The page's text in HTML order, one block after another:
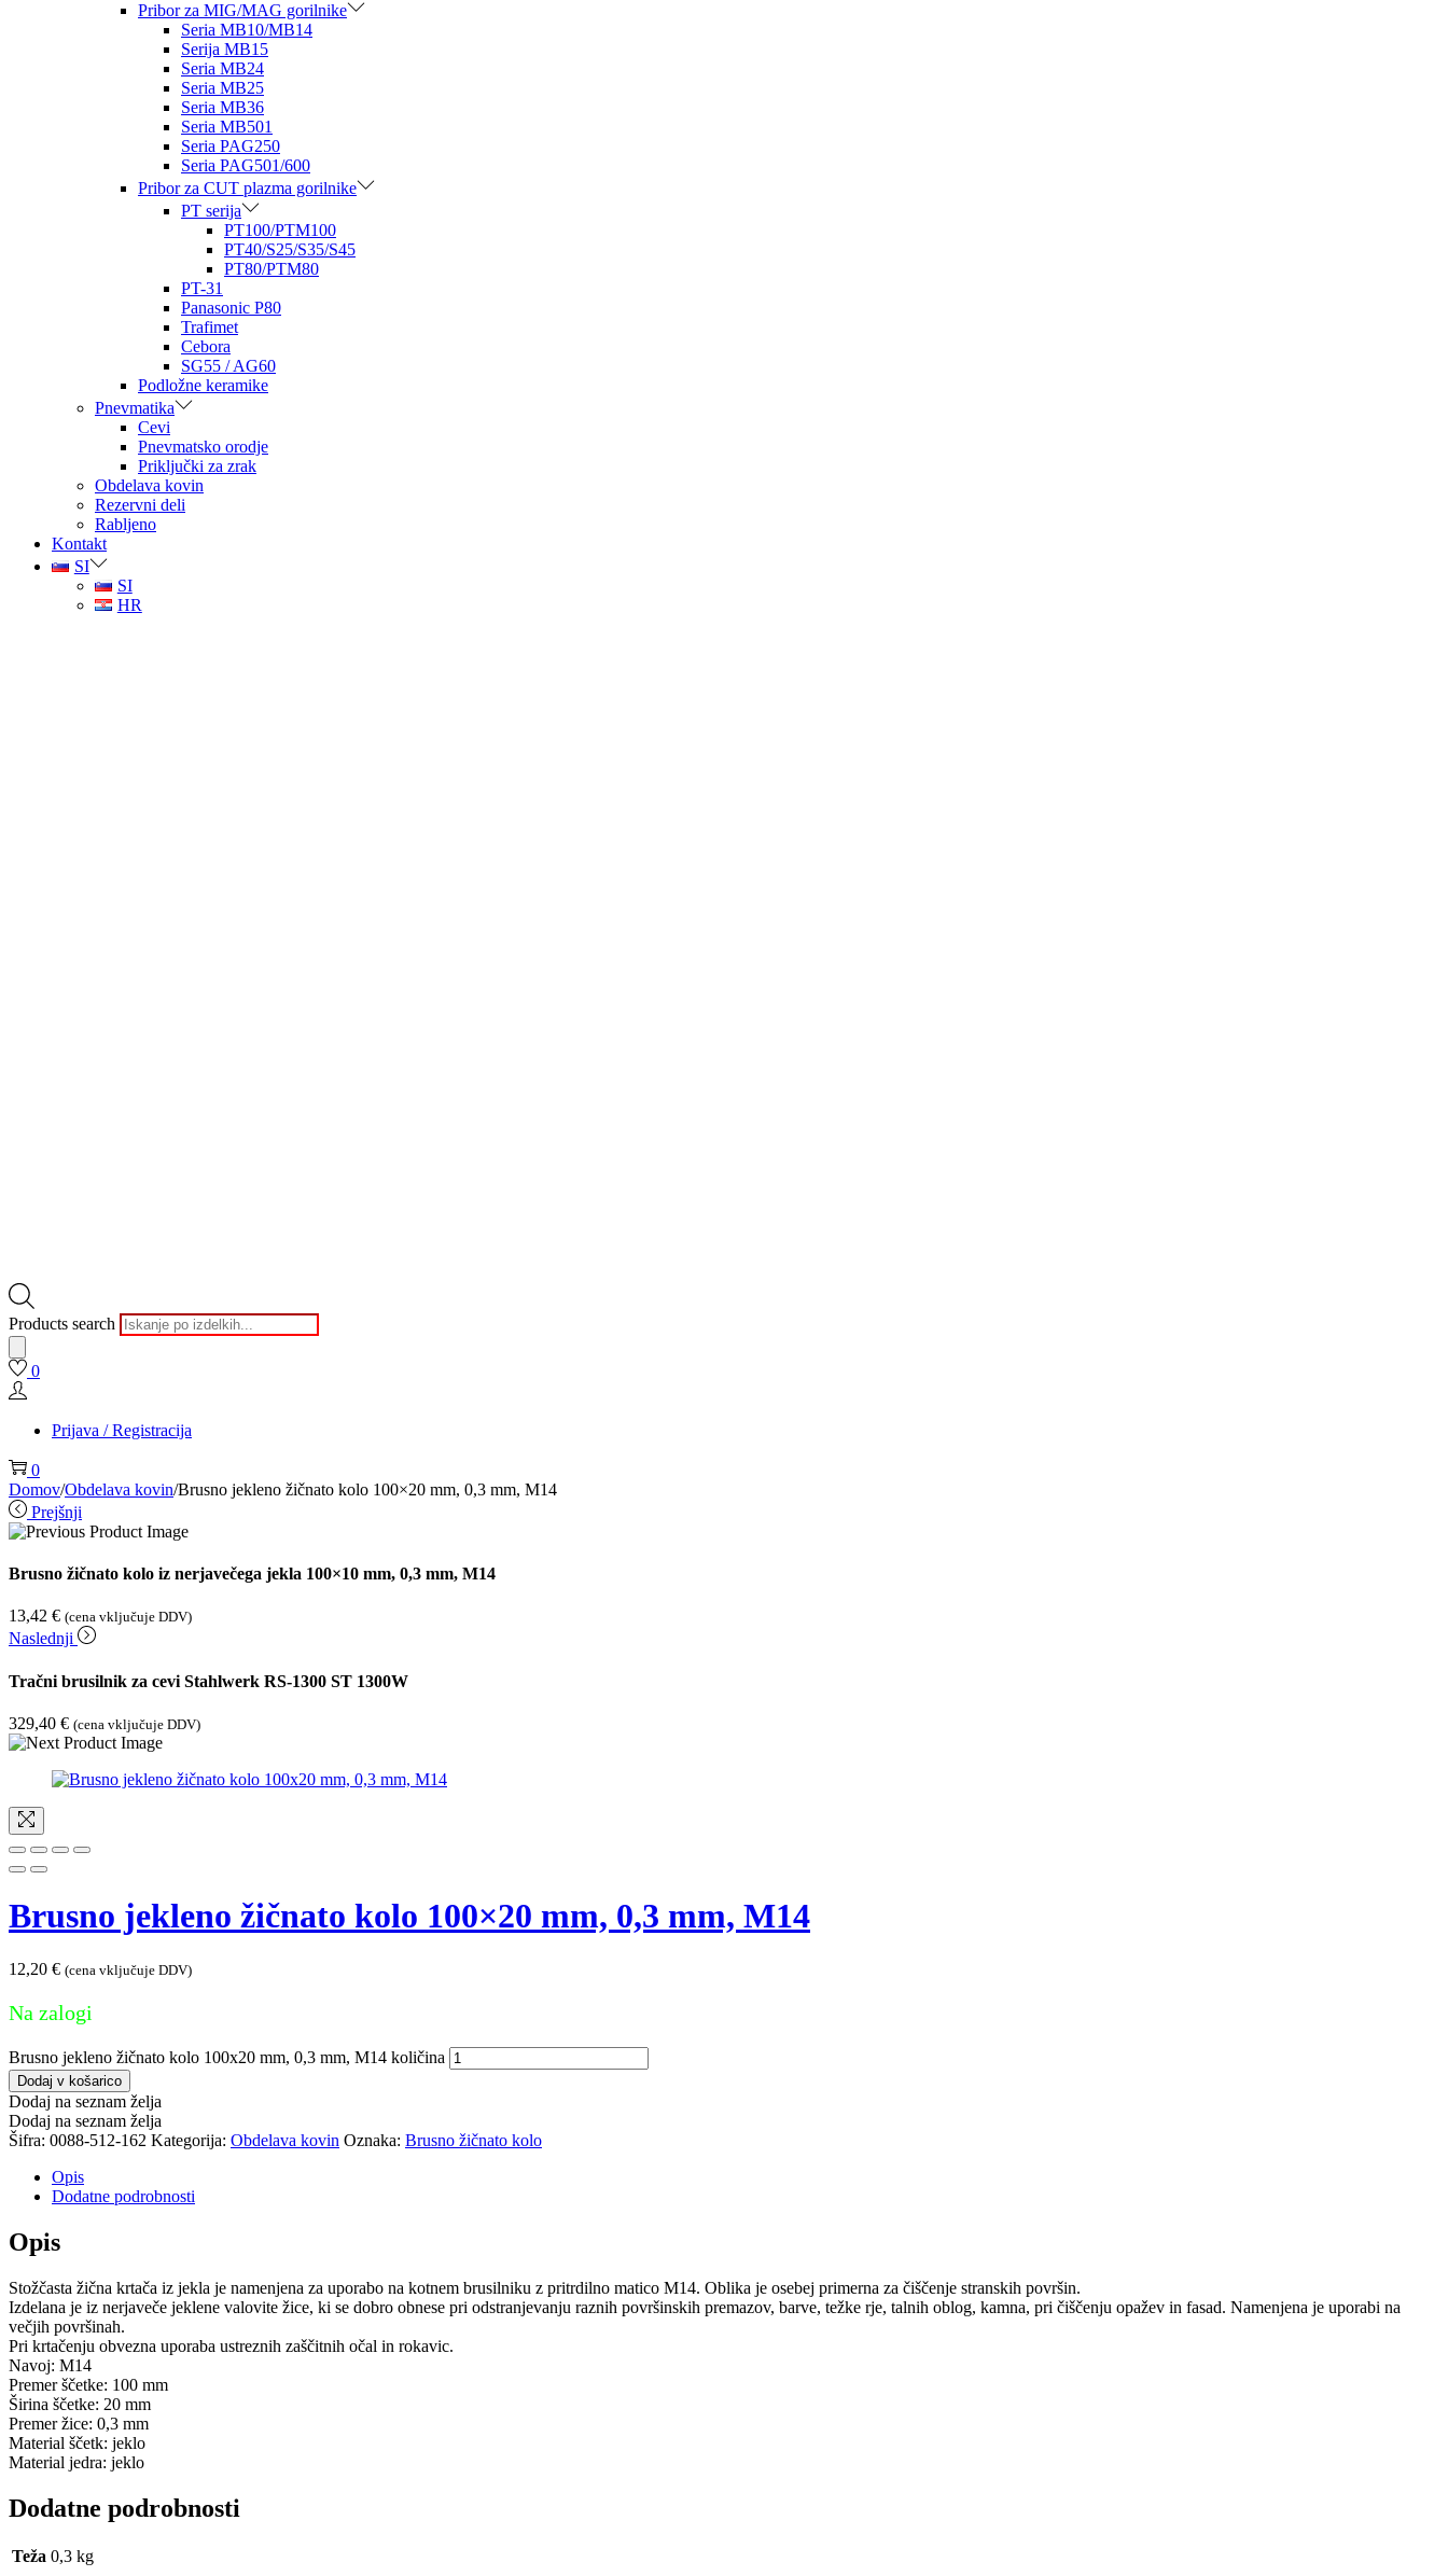
Pribor za MIG/MAG gorilnike
Seria MB10/MB14
Serija MB15
Seria MB24
Seria MB25
Seria MB36
Seria MB501
Seria PAG250
Seria PAG501/600
Pribor za CUT plazma gorilnike
PT serija
PT100/PTM100
PT40/S25/S35/S45
PT80/PTM80
PT-31
Panasonic P80
Trafimet
Cebora
SG55 / AG60
Podložne keramike
Pnevmatika
Cevi
Pnevmatsko orodje
Priključki za zrak
Obdelava kovin
Rezervni deli
Rabljeno
Kontakt
SI
SI
HR
Products search
0
Prijava / Registracija
0
Domov/Obdelava kovin/Brusno jekleno žičnato kolo 100×20 mm, 0,3 mm, M14
Prejšnji
Brusno žičnato kolo iz nerjavečega jekla 100×10 mm, 0,3 mm, M14
13,42 € (cena vključuje DDV)
Naslednji
Tračni brusilnik za cevi Stahlwerk RS-1300 ST 1300W
329,40 € (cena vključuje DDV)
Brusno jekleno žičnato kolo 100×20 mm, 0,3 mm, M14
12,20 € (cena vključuje DDV)
Na zalogi
Brusno jekleno žičnato kolo 100x20 mm, 0,3 mm, M14 količina
Dodaj v košarico
Dodaj na seznam želja
Dodaj na seznam želja
Šifra: 0088-512-162 Kategorija: Obdelava kovin Oznaka: Brusno žičnato kolo
Opis
Dodatne podrobnosti
Opis
Stožčasta žična krtača iz jekla je namenjena za uporabo na kotnem brusilniku z pritrdilno matico M14. Oblika je osebej primerna za čiščenje stranskih površin.
Izdelana je iz nerjaveče jeklene valovite žice, ki se dobro obnese pri odstranjevanju raznih površinskih premazov, barve, težke rje, talnih oblog, kamna, pri čiščenju opažev in fasad. Namenjena je uporabi na
večjih površinah.
Pri krtačenju obvezna uporaba ustreznih zaščitnih očal in rokavic.
Navoj: M14
Premer ščetke: 100 mm
Širina ščetke: 20 mm
Premer žice: 0,3 mm
Material ščetk: jeklo
Material jedra: jeklo
Dodatne podrobnosti
Teža 0,3 kg